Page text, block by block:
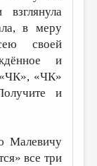
в меру
своей
и
«ЧК», «ЧК»
и
Малевичу
все три